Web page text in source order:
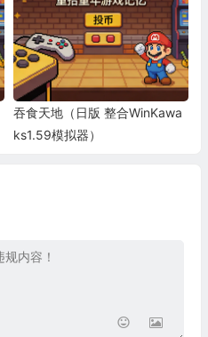
吞食天地（日版 整合WinKawa
ks1.59模拟器）